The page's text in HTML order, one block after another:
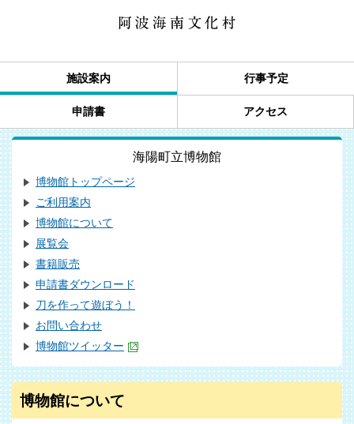
施設案内 行事予定
申請書 アクセス
海陽町立博物館
博物館トップページ
ご利用案内
博物館について
展覧会
書籍販売
申請書ダウンロード
刀を作って遊ぼう！
お問い合わせ
博物館ツイッター
博物館について